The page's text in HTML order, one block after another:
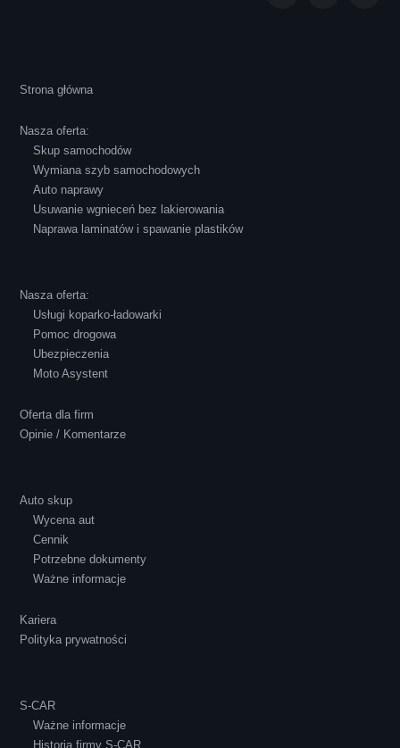
atmosferze, czego z reguły nie można
powiedzieć o innych firmach tego type.
Pozdrawiam i polecam!
Polecam S-Car.pl, szybka i bardzo miła
Strona główna
Nasza oferta:
Skup samochodów
Wymiana szyb samochodowych
Auto naprawy
Usuwanie wgnieceń bez lakierowania
Naprawa laminatów i spawanie plastików
Nasza oferta:
Usługi koparko-ładowarki
Pomoc drogowa
Ubezpieczenia
Moto Asystent
Oferta dla firm
Opinie / Komentarze
Auto skup
Wycena aut
Cennik
Potrzebne dokumenty
Ważne informacje
Kariera
Polityka prywatności
S-CAR
Ważne informacje
Historia firmy S-CAR